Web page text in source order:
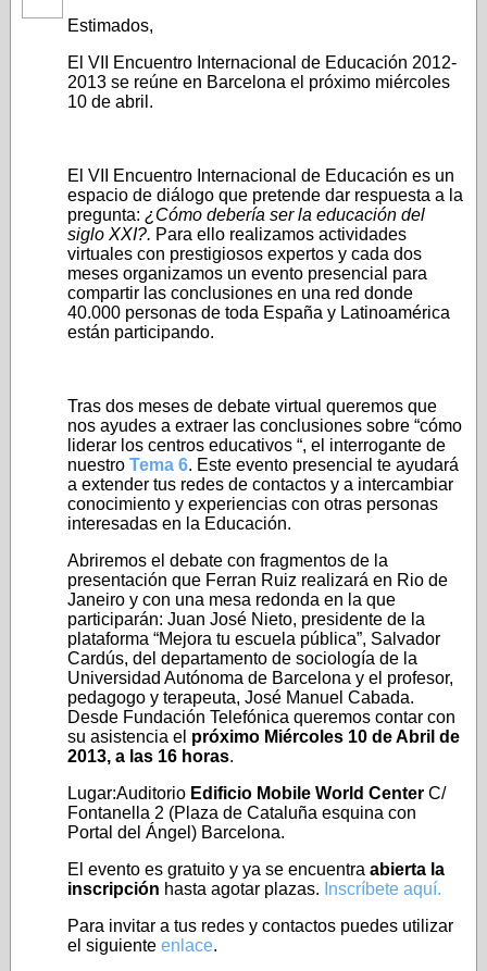
Estimados,
El VII Encuentro Internacional de Educación 2012-
2013 se reúne en Barcelona el próximo miércoles
10 de abril.
El VII Encuentro Internacional de Educación es un
espacio de diálogo que pretende dar respuesta a la
pregunta: ¿Cómo debería ser la educación del
siglo XXI?. Para ello realizamos actividades
virtuales con prestigiosos expertos y cada dos
meses organizamos un evento presencial para
compartir las conclusiones en una red donde
40.000 personas de toda España y Latinoamérica
están participando.
Tras dos meses de debate virtual queremos que
nos ayudes a extraer las conclusiones sobre “cómo
liderar los centros educativos “, el interrogante de
nuestro Tema 6. Este evento presencial te ayudará
a extender tus redes de contactos y a intercambiar
conocimiento y experiencias con otras personas
interesadas en la Educación.
Abriremos el debate con fragmentos de la
presentación que Ferran Ruiz realizará en Rio de
Janeiro y con una mesa redonda en la que
participarán: Juan José Nieto, presidente de la
plataforma “Mejora tu escuela pública”, Salvador
Cardús, del departamento de sociología de la
Universidad Autónoma de Barcelona y el profesor,
pedagogo y terapeuta, José Manuel Cabada.
Desde Fundación Telefónica queremos contar con
su asistencia el próximo Miércoles 10 de Abril de
2013, a las 16 horas.
Lugar:Auditorio Edificio Mobile World Center C/
Fontanella 2 (Plaza de Cataluña esquina con
Portal del Ángel) Barcelona.
El evento es gratuito y ya se encuentra abierta la
inscripción hasta agotar plazas. Inscríbete aquí.
Para invitar a tus redes y contactos puedes utilizar
el siguiente enlace.